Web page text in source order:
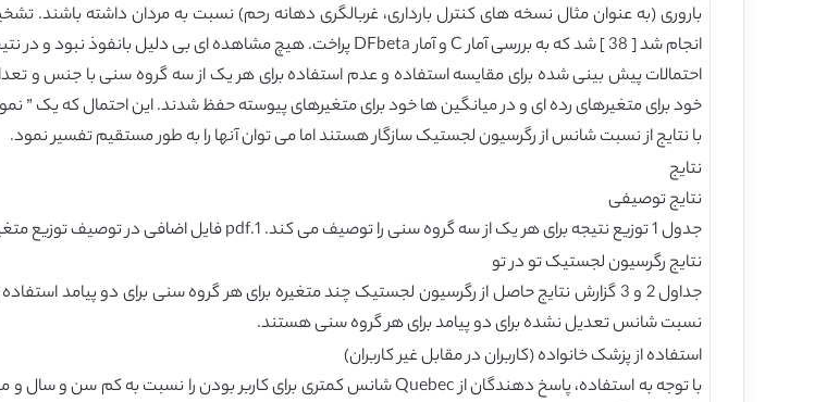
انجام شد [ 38 ] شد که به بررسی آمار C و آمار DFbeta پراخت. هیچ مشاهده ای بی دلیل بانفوذ نبود و در نتیجه تمام مشاهدات در تجزیه و تحلیل نهایی حفظ شدند.
احتمالات پیش بینی شده برای مقایسه استفاده و عدم استفاده برای هر یک از سه گروه سنی با جنس و
خود برای متغیرهای رده ای و در میانگین ها خود برای متغیرهای پیوسته حفظ شدند. این احتمال که یک ”
با نتایج از نسبت شانس از رگرسیون لجستیک سازگار هستند اما می توان آنها را به طور مستقیم تفسیر نمود.
نتایج
نتایج توصیفی
جدول 1 توزیع نتیجه برای هر یک از سه گروه سنی را توصیف می کند. 1.pdf فایل اضافی در توصیف توزیع متغیرهای مستقل برای هر گروه سنی است.
نتایج رگرسیون لجستیک تو در تو
نسبت شانس تعدیل نشده برای دو پیامد برای هر گروه سنی هستند.
استفاده از پزشک خانواده (کاربران در مقابل غیر کاربران)